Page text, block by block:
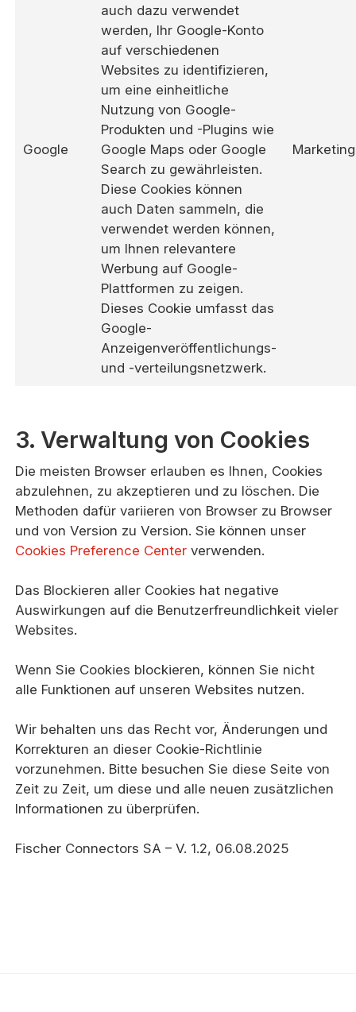
Google
auch dazu verwendet
werden, Ihr Google-Konto
auf verschiedenen
Websites zu identifizieren,
um eine einheitliche
Nutzung von Google-
Produkten und -Plugins wie
Google Maps oder Google
Search zu gewährleisten.
Diese Cookies können
auch Daten sammeln, die
verwendet werden können,
um Ihnen relevantere
Werbung auf Google-
Plattformen zu zeigen.
Dieses Cookie umfasst das
Google-
Anzeigenveröffentlichungs-
und -verteilungsnetzwerk.
Marketing
3. Verwaltung von Cookies
Die meisten Browser erlauben es Ihnen, Cookies
abzulehnen, zu akzeptieren und zu löschen. Die
Methoden dafür variieren von Browser zu Browser
und von Version zu Version. Sie können unser
Cookies Preference Center verwenden.
Das Blockieren aller Cookies hat negative
Auswirkungen auf die Benutzerfreundlichkeit vieler
Websites.
Wenn Sie Cookies blockieren, können Sie nicht
alle Funktionen auf unseren Websites nutzen.
Wir behalten uns das Recht vor, Änderungen und
Korrekturen an dieser Cookie-Richtlinie
vorzunehmen. Bitte besuchen Sie diese Seite von
Zeit zu Zeit, um diese und alle neuen zusätzlichen
Informationen zu überprüfen.
Fischer Connectors SA – V. 1.2, 06.08.2025